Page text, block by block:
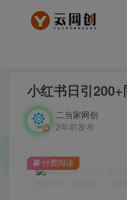
小红书日引200+
二当家网创
2年前发布
付费阅读